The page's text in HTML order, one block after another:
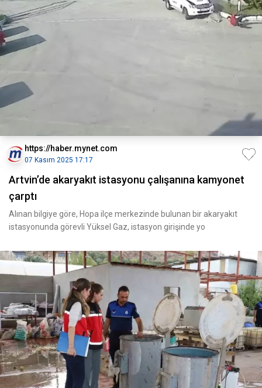
https://haber.mynet.com
07 Kasım 2025 17:17
Artvin’de akaryakıt istasyonu çalışanına kamyonet
çarptı
Alınan bilgiye göre, Hopa ilçe merkezinde bulunan bir akaryakıt
istasyonunda görevli Yüksel Gaz, istasyon girişinde yo